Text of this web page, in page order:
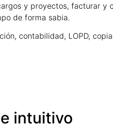
y proyectos, facturar y
de forma sabia.
contabilidad, LOPD,
intuitivo